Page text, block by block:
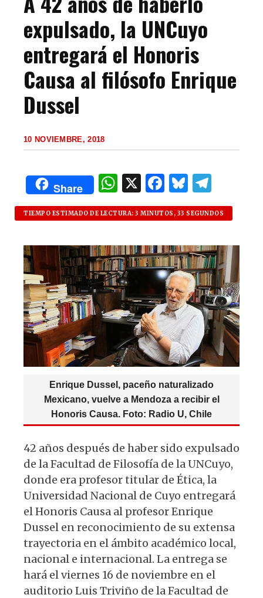
expulsado, la UNCuyo
entregará el Honoris
Causa al filósofo Enrique
Dussel
10 NOVIEMBRE, 2018
Share
W
h
at
s
A
p
p
X F
a
c
e
b
o
o
k
B
lu
es
k
y
el
e
g
ra
m
TIEMPO ESTIMADO DE LECTURA: 3 MINUTOS, 33 SEGUNDOS
Enrique Dussel, paceño naturalizado
Mexicano, vuelve a Mendoza a recibir el
Honoris Causa. Foto: Radio U, Chile
42 años después de haber sido expulsado
de la Facultad de Filosofía de la UNCuyo,
donde era profesor titular de Ética, la
Universidad Nacional de Cuyo entregará
el Honoris Causa al profesor Enrique
Dussel en reconocimiento de su extensa
trayectoria en el ámbito académico local,
nacional e internacional. La entrega se
hará el viernes 16 de noviembre en el
auditorio Luis Triviño de la Facultad de